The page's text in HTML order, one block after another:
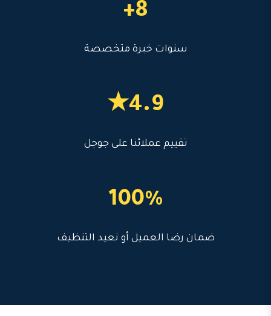
8+
سنوات خبرة متخصصة
4.9★
تقييم عملائنا على جوجل
100%
ضمان رضا العميل أو نعيد التنظيف